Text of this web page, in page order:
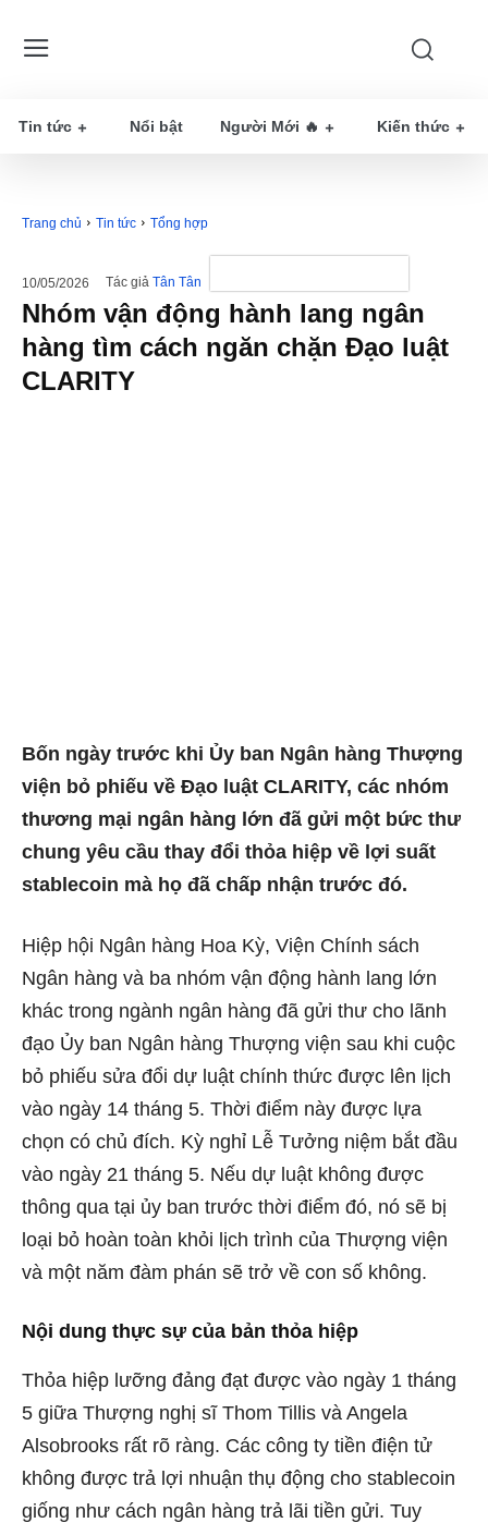
Tin tức Nổi bật Người Mới 🔥 Kiến thức
Trang chủ Tin tức Tổng hợp
10/05/2026 Tác giả Tân Tân
Nhóm vận động hành lang ngân
hàng tìm cách ngăn chặn Đạo luật
CLARITY
Bốn ngày trước khi Ủy ban Ngân hàng Thượng
viện bỏ phiếu về Đạo luật CLARITY, các nhóm
thương mại ngân hàng lớn đã gửi một bức thư
chung yêu cầu thay đổi thỏa hiệp về lợi suất
stablecoin mà họ đã chấp nhận trước đó.
Hiệp hội Ngân hàng Hoa Kỳ, Viện Chính sách
Ngân hàng và ba nhóm vận động hành lang lớn
khác trong ngành ngân hàng đã gửi thư cho lãnh
đạo Ủy ban Ngân hàng Thượng viện sau khi cuộc
bỏ phiếu sửa đổi dự luật chính thức được lên lịch
vào ngày 14 tháng 5. Thời điểm này được lựa
chọn có chủ đích. Kỳ nghỉ Lễ Tưởng niệm bắt đầu
vào ngày 21 tháng 5. Nếu dự luật không được
thông qua tại ủy ban trước thời điểm đó, nó sẽ bị
loại bỏ hoàn toàn khỏi lịch trình của Thượng viện
và một năm đàm phán sẽ trở về con số không.
Nội dung thực sự của bản thỏa hiệp
Thỏa hiệp lưỡng đảng đạt được vào ngày 1 tháng
5 giữa Thượng nghị sĩ Thom Tillis và Angela
Alsobrooks rất rõ ràng. Các công ty tiền điện tử
không được trả lợi nhuận thụ động cho stablecoin
giống như cách ngân hàng trả lãi tiền gửi. Tuy